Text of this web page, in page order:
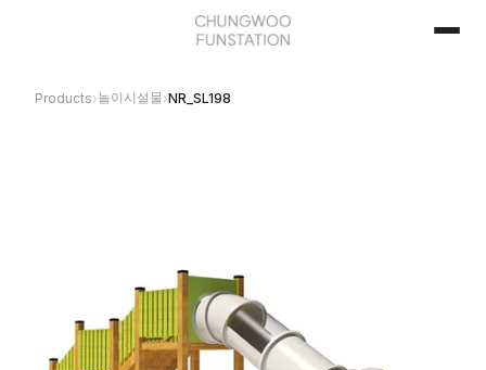
Products›놀이시설물›NR_SL198